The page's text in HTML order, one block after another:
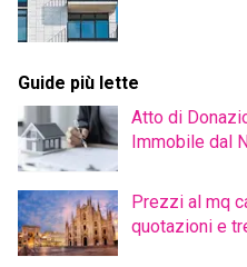
Guide più lette
Atto di
Immobile dal
Prezzi al mq
quotazioni e